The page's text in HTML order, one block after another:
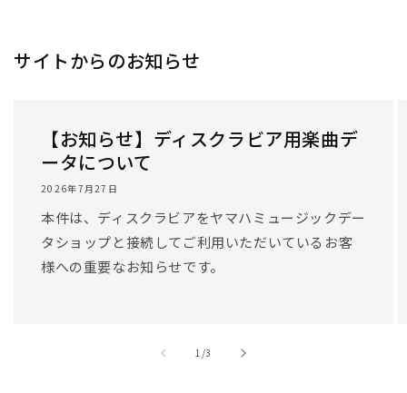
サイトからのお知らせ
【お知らせ】ディスクラビア用楽曲デ
ータについて
2026年7月27日
本件は、ディスクラビアをヤマハミュージックデー
タショップと接続してご利用いただいているお客
様への重要なお知らせです。
1 //3